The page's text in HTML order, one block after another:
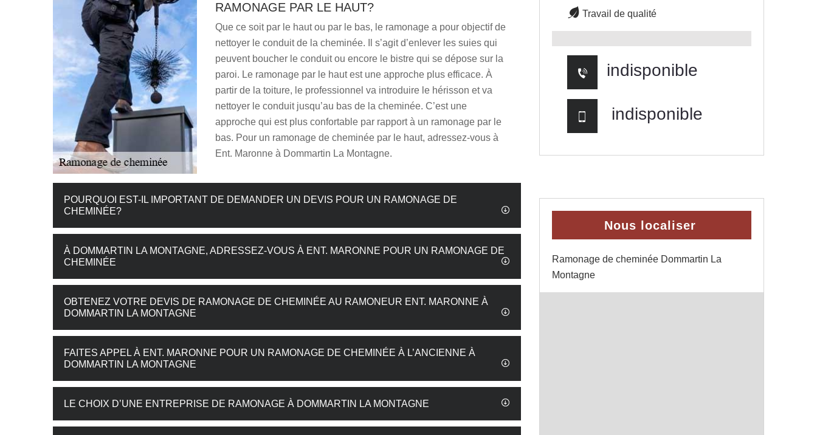
RAMONAGE PAR LE HAUT?
Que ce soit par le haut ou par le bas, le ramonage a pour objectif de
nettoyer le conduit de la cheminée. Il s’agit d’enlever les suies qui
peuvent boucher le conduit ou encore le bistre qui se dépose sur la
paroi. Le ramonage par le haut est une approche plus efficace. À
partir de la toiture, le professionnel va introduire le hérisson et va
nettoyer le conduit jusqu’au bas de la cheminée. C’est une
approche qui est plus confortable par rapport à un ramonage par le
bas. Pour un ramonage de cheminée par le haut, adressez-vous à
Ent. Maronne à Dommartin La Montagne.
POURQUOI EST-IL IMPORTANT DE DEMANDER UN DEVIS POUR UN RAMONAGE DE
CHEMINÉE?
À DOMMARTIN LA MONTAGNE, ADRESSEZ-VOUS À ENT. MARONNE POUR UN RAMONAGE DE
CHEMINÉE
OBTENEZ VOTRE DEVIS DE RAMONAGE DE CHEMINÉE AU RAMONEUR ENT. MARONNE À
DOMMARTIN LA MONTAGNE
FAITES APPEL À ENT. MARONNE POUR UN RAMONAGE DE CHEMINÉE À L’ANCIENNE À
DOMMARTIN LA MONTAGNE
LE CHOIX D’UNE ENTREPRISE DE RAMONAGE À DOMMARTIN LA MONTAGNE
Travail de qualité
indisponible
indisponible
Nous localiser
Ramonage de cheminée Dommartin La
Montagne